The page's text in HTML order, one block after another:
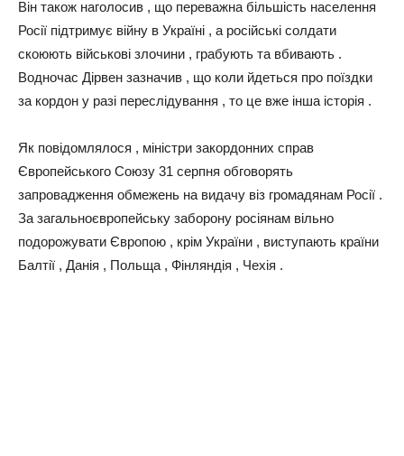
Він також наголосив , що переважна більшість населення
Росії підтримує війну в Україні , a російські солдати
скоюють військові злочини , грабують та вбивають .
Водночас Дірвен зазначив , що коли йдеться про поїздки
за кордон у разі переслідування , то це вже інша історія .
Як повідомлялося , міністри закордонних справ
Європейського Союзу 31 серпня обговорять
запровадження обмежень на видачу віз громадянам Росії .
За загальноєвропейську заборону росіянам вільно
подорожувати Європою , крім України , виступають країни
Балтії , Данія , Польща , Фінляндія , Чехія .